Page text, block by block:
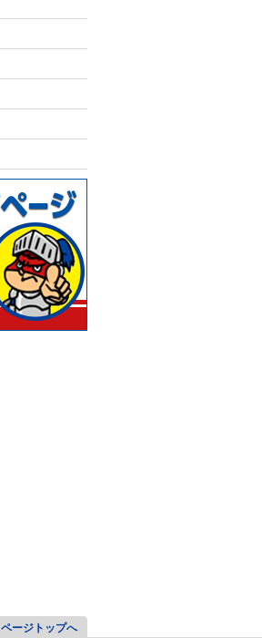
ページトップへ